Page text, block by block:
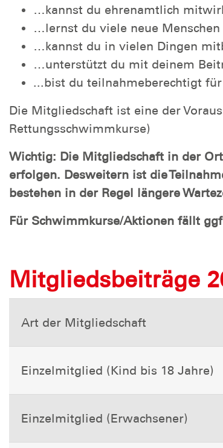
…kannst du ehrenamtlich
…lernst du viele neue
…kannst du in vielen Dingen
…unterstützt du mit deinem
...bist du teilnahmeberechtigt
Die Mitgliedschaft ist eine der
Rettungsschwimmkurse)
Wichtig: Die Mitgliedschaft in der
erfolgen. Desweitern ist die
bestehen in der Regel längere
Für Schwimmkurse/Aktionen fällt
Mitgliedsbeiträge
Art der Mitgliedschaft
Einzelmitglied (Kind bis 18 Jahre)
Einzelmitglied (Erwachsener)